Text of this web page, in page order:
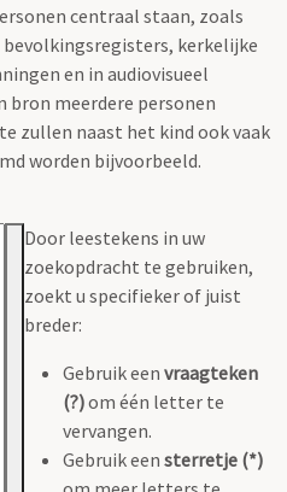
centraal staan, zoals
kerkelijke
en in audiovisueel
bron meerdere personen
zullen naast het kind ook vaak
worden bijvoorbeeld.
Door leestekens in uw
zoekopdracht te gebruiken,
zoekt u specifieker of juist
breder:
Gebruik een vraagteken
(?)om één letter te
vervangen.
Gebruik een sterretje (*)